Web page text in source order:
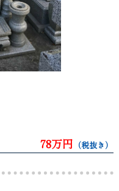
78万円 （税抜き）